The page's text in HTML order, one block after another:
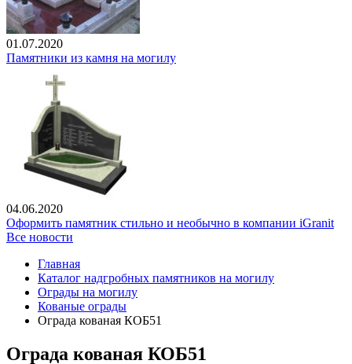
01.07.2020
Памятники из камня на могилу
04.06.2020
Оформить памятник стильно и необычно в компании iGranit
Все новости
Главная
Каталог надгробных памятников на могилу
Ограды на могилу
Кованые ограды
Ограда кованая КОБ51
Ограда кованая КОБ51